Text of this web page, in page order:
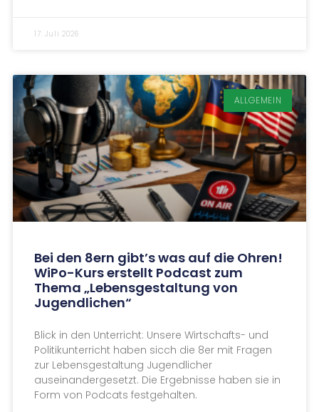
17. Juli 2026
ALLGEMEIN
Bei den 8ern gibt’s was auf die Ohren!
WiPo-Kurs erstellt Podcast zum
Thema „Lebensgestaltung von
Jugendlichen“
Blick in den Unterricht: Unsere Wirtschafts- und
Politikunterricht haben sicch die 8er mit Fragen
zur Lebensgestaltung Jugendlicher
auseinandergesetzt. Die Ergebnisse haben sie in
Form von Podcats festgehalten.